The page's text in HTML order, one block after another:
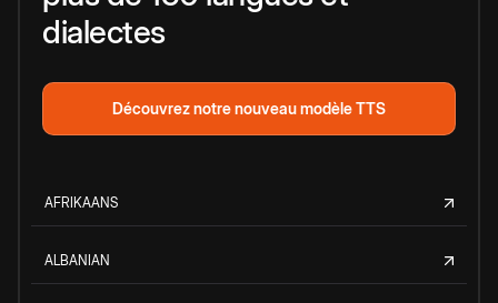
dialectes
Découvrez notre nouveau modèle TTS
AFRIKAANS
ALBANIAN